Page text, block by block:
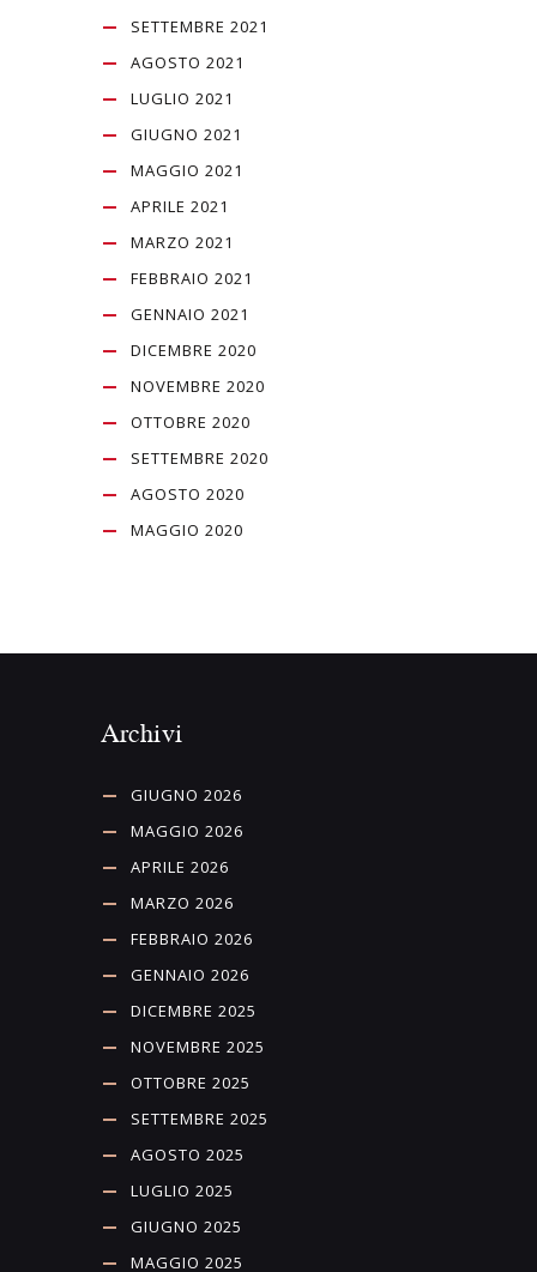
SETTEMBRE 2021
AGOSTO 2021
LUGLIO 2021
GIUGNO 2021
MAGGIO 2021
APRILE 2021
MARZO 2021
FEBBRAIO 2021
GENNAIO 2021
DICEMBRE 2020
NOVEMBRE 2020
OTTOBRE 2020
SETTEMBRE 2020
AGOSTO 2020
MAGGIO 2020
Archivi
GIUGNO 2026
MAGGIO 2026
APRILE 2026
MARZO 2026
FEBBRAIO 2026
GENNAIO 2026
DICEMBRE 2025
NOVEMBRE 2025
OTTOBRE 2025
SETTEMBRE 2025
AGOSTO 2025
LUGLIO 2025
GIUGNO 2025
MAGGIO 2025